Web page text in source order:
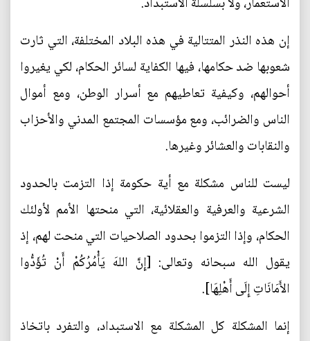
إن هذه النذر المتتالية في هذه البلاد المختلفة، التي ثارت
شعوبها ضد حكامها، فيها الكفاية لسائر الحكام، لكي يغيروا
أحوالهم، وكيفية تعاطيهم مع أسرار الوطن، ومع أموال
الناس والضرائب، ومع مؤسسات المجتمع المدني والأحزاب
والنقابات والعشائر وغيرها.
ليست للناس مشكلة مع أية حكومة إذا التزمت بالحدود
الشرعية والعرفية والعقلائية، التي منحتها الأمم لأولئك
الحكام، وإذا التزموا بحدود الصلاحيات التي منحت لهم، إذ
يقول الله سبحانه وتعالى: [إِنَّ اللهَ يَأْمُرُكُمْ أَنْ تُؤَدُّوا
الأَمَانَاتِ إِلَى أَهْلِهَا].
إنما المشكلة كل المشكلة مع الاستبداد، والتفرد باتخاذ